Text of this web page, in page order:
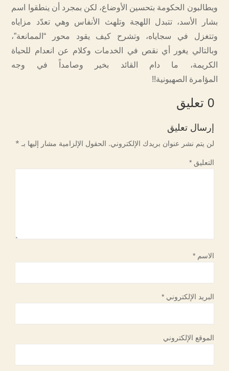
ويطالبون الحكومة بتحسين الأوضاع، لكن بمجرد أن ينطقوا اسم
بشار الأسد، تتبدل اللهجة وتلهث الأنفاس وهي تعدّد مزاياه
وتتغزل في سجاياه، وتشرح كيف يقود محور “الممانعة”،
وبالتالي يغور أي نقص في الخدمات وكلام عن انعدام للحياة
الكريمة، ما دام القائد بخير وصامداً في وجه
المؤامرة الصهيونية!!
0 تعليق
إرسال تعليق
لن يتم نشر عنوان بريدك الإلكتروني. الحقول الإلزامية مشار إليها بـ *
التعليق*
الاسم*
البريد الإلكتروني*
الموقع الإلكتروني